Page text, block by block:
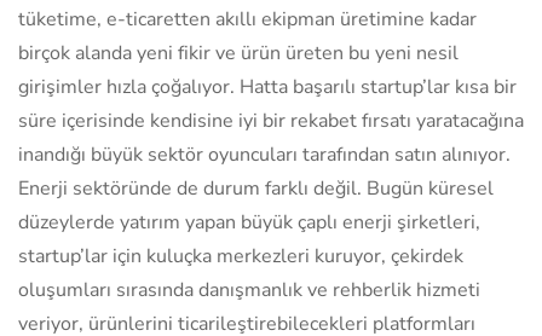
tüketime, e-ticaretten akıllı ekipman üretimine kadar
birçok alanda yeni fikir ve ürün üreten bu yeni nesil
girişimler hızla çoğalıyor. Hatta başarılı startup’lar kısa bir
süre içerisinde kendisine iyi bir rekabet fırsatı yaratacağına
inandığı büyük sektör oyuncuları tarafından satın alınıyor.
Enerji sektöründe de durum farklı değil. Bugün küresel
düzeylerde yatırım yapan büyük çaplı enerji şirketleri,
startup’lar için kuluçka merkezleri kuruyor, çekirdek
oluşumları sırasında danışmanlık ve rehberlik hizmeti
veriyor, ürünlerini ticarileştirebilecekleri platformları